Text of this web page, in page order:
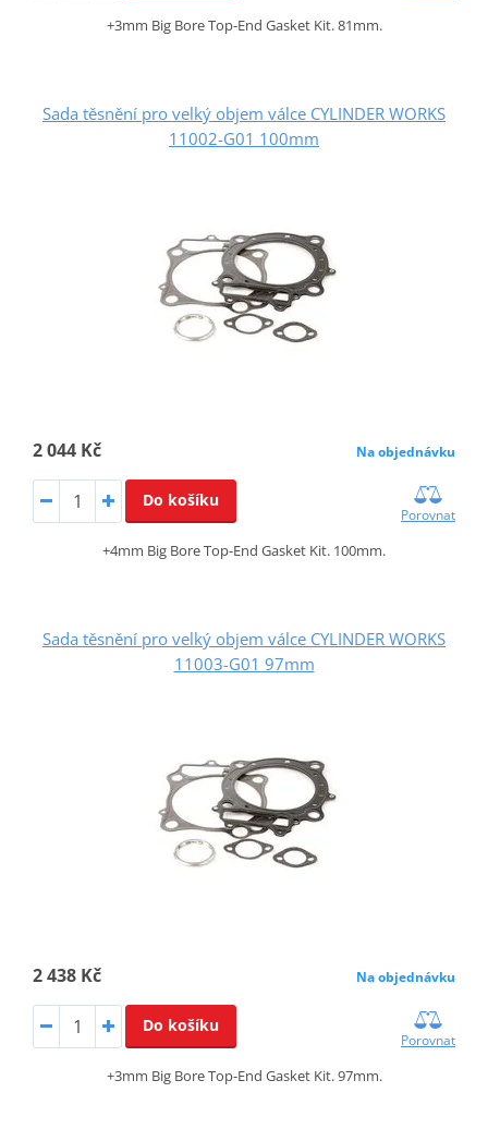
+3mm Big Bore Top-End Gasket Kit. 81mm.
Sada těsnění pro velký objem válce CYLINDER WORKS
11002-G01 100mm
2 044 Kč Na objednávku
Do košíku
Porovnat
+4mm Big Bore Top-End Gasket Kit. 100mm.
Sada těsnění pro velký objem válce CYLINDER WORKS
11003-G01 97mm
2 438 Kč Na objednávku
Do košíku
Porovnat
+3mm Big Bore Top-End Gasket Kit. 97mm.